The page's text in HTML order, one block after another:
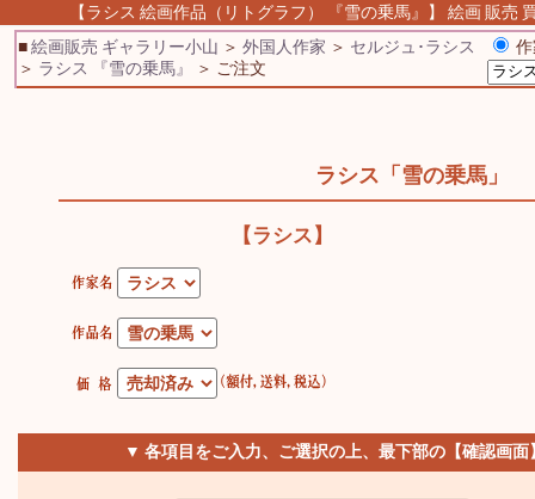
【ラシス 絵画作品（リトグラフ） 『雪の乗馬』】 絵画 販売
■絵画販売 ギャラリー小山 ＞ 外国人作家 ＞ セルジュ･ラシス
＞ ラシス 『雪の乗馬』 ＞ ご注文
ラシス「雪の乗馬」
【ラシス】
▼ 各項目をご入力、ご選択の上、最下部の【確認画